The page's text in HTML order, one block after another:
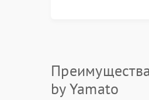
by Yamato